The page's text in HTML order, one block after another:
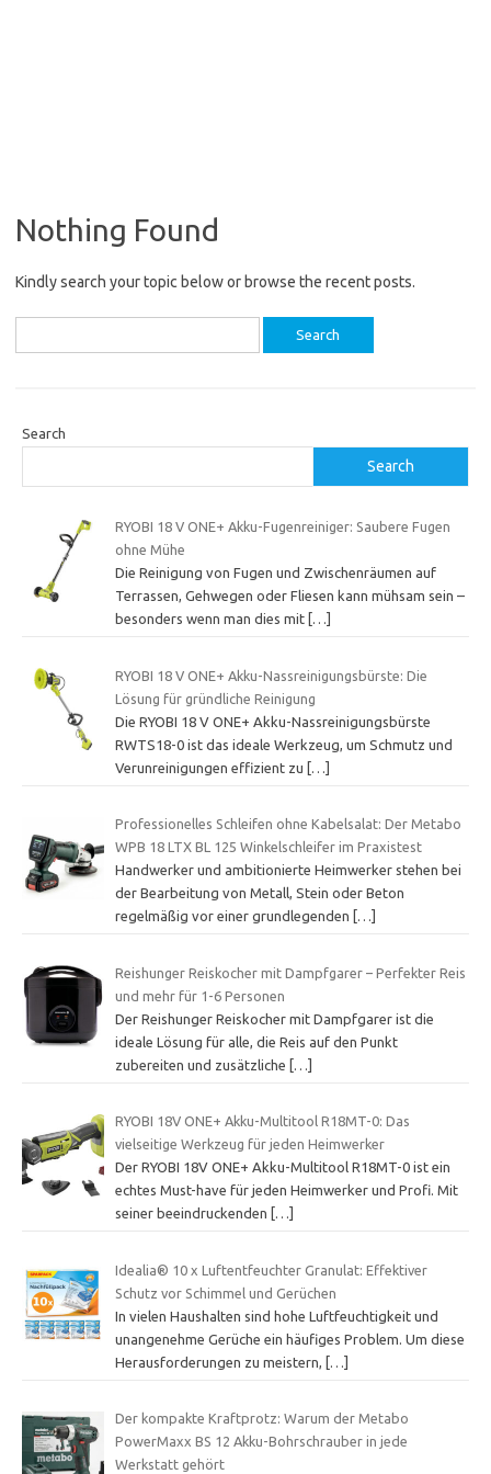
Nothing Found
Kindly search your topic below or browse the recent posts.
for:
Search
Search
RYOBI 18 V ONE+ Akku-Fugenreiniger: Saubere Fugen
ohne Mühe
Die Reinigung von Fugen und Zwischenräumen auf
Terrassen, Gehwegen oder Fliesen kann mühsam sein –
besonders wenn man dies mit […]
RYOBI 18 V ONE+ Akku-Nassreinigungsbürste: Die
Lösung für gründliche Reinigung
Die RYOBI 18 V ONE+ Akku-Nassreinigungsbürste
RWTS18-0 ist das ideale Werkzeug, um Schmutz und
Verunreinigungen effizient zu […]
Professionelles Schleifen ohne Kabelsalat: Der Metabo
WPB 18 LTX BL 125 Winkelschleifer im Praxistest
Handwerker und ambitionierte Heimwerker stehen bei
der Bearbeitung von Metall, Stein oder Beton
regelmäßig vor einer grundlegenden
[…]
Reishunger Reiskocher mit Dampfgarer – Perfekter Reis
und mehr für 1-6 Personen
Der Reishunger Reiskocher mit Dampfgarer ist die
ideale Lösung für alle, die Reis auf den Punkt
zubereiten und zusätzliche […]
RYOBI 18V ONE+ Akku-Multitool R18MT-0: Das
vielseitige Werkzeug für jeden Heimwerker
Der RYOBI 18V ONE+ Akku-Multitool R18MT-0 ist ein
echtes Must-have für jeden Heimwerker und Profi. Mit
seiner beeindruckenden
[…]
Idealia® 10 x Luftentfeuchter Granulat: Effektiver
Schutz vor Schimmel und Gerüchen
In vielen Haushalten sind hohe Luftfeuchtigkeit und
unangenehme Gerüche ein häufiges Problem. Um diese
Herausforderungen zu meistern,
[…]
Der kompakte Kraftprotz: Warum der Metabo
PowerMaxx BS 12 Akku-Bohrschrauber in jede
Werkstatt gehört